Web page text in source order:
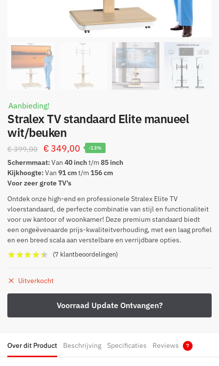
Aanbieding!
Stralex TV standaard Elite manueel
wit/beuken
€399,00
Oorspronkelijke
prijs
was:
€ 399,00.
€ 349,00 Huidige
prijs
is:
-13%
Schermmaat:Van 40 incht/m 85 inch
Kijkhoogte:Van 91 cmt/m 156 cm
Voor zeer grote TV’s
Ontdek onze high-end en professionele Stralex Elite TV
vloerstandaard, de perfecte combinatie van stijl en functionaliteit
voor uw kantoor of woonkamer! Deze premium standaard biedt
een ongeëvenaarde prijs-kwaliteitverhouding, met een laag profiel
en een breed scala aan verstelbare en verrijdbare opties.
(7 klantbeoordelingen)
Uitverkocht
Over dit Product Beschrijving Specificaties Reviews 7